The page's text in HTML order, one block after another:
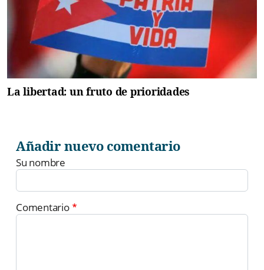
La libertad: un fruto de prioridades
Añadir nuevo comentario
Su nombre
Comentario